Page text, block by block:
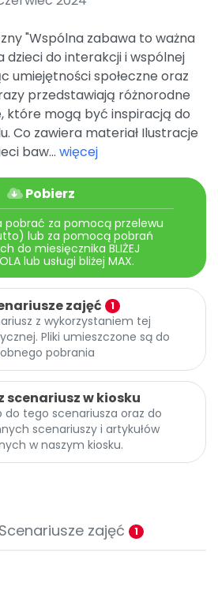
"Wspólna zabawa to ważna
dzieci do interakcji i wspólnej
umiejętności społeczne oraz
przedstawiają różnorodne
które mogą być inspiracją do
Co zawiera materiał Ilustracje
baw... więcej
Pobierz
pobrać za pomocą przelewu
lub za pomocą pobrań
do miesięcznika BLIŻEJ
lub usługi bliżej MAX.
zajęć 1
z wykorzystaniem tej
Pliki umieszczone są do
pobrania
scenariusz w kiosku
do tego scenariusza oraz do
scenariuszy i artykułów
w naszym kiosku.
Scenariusze zajęć 1